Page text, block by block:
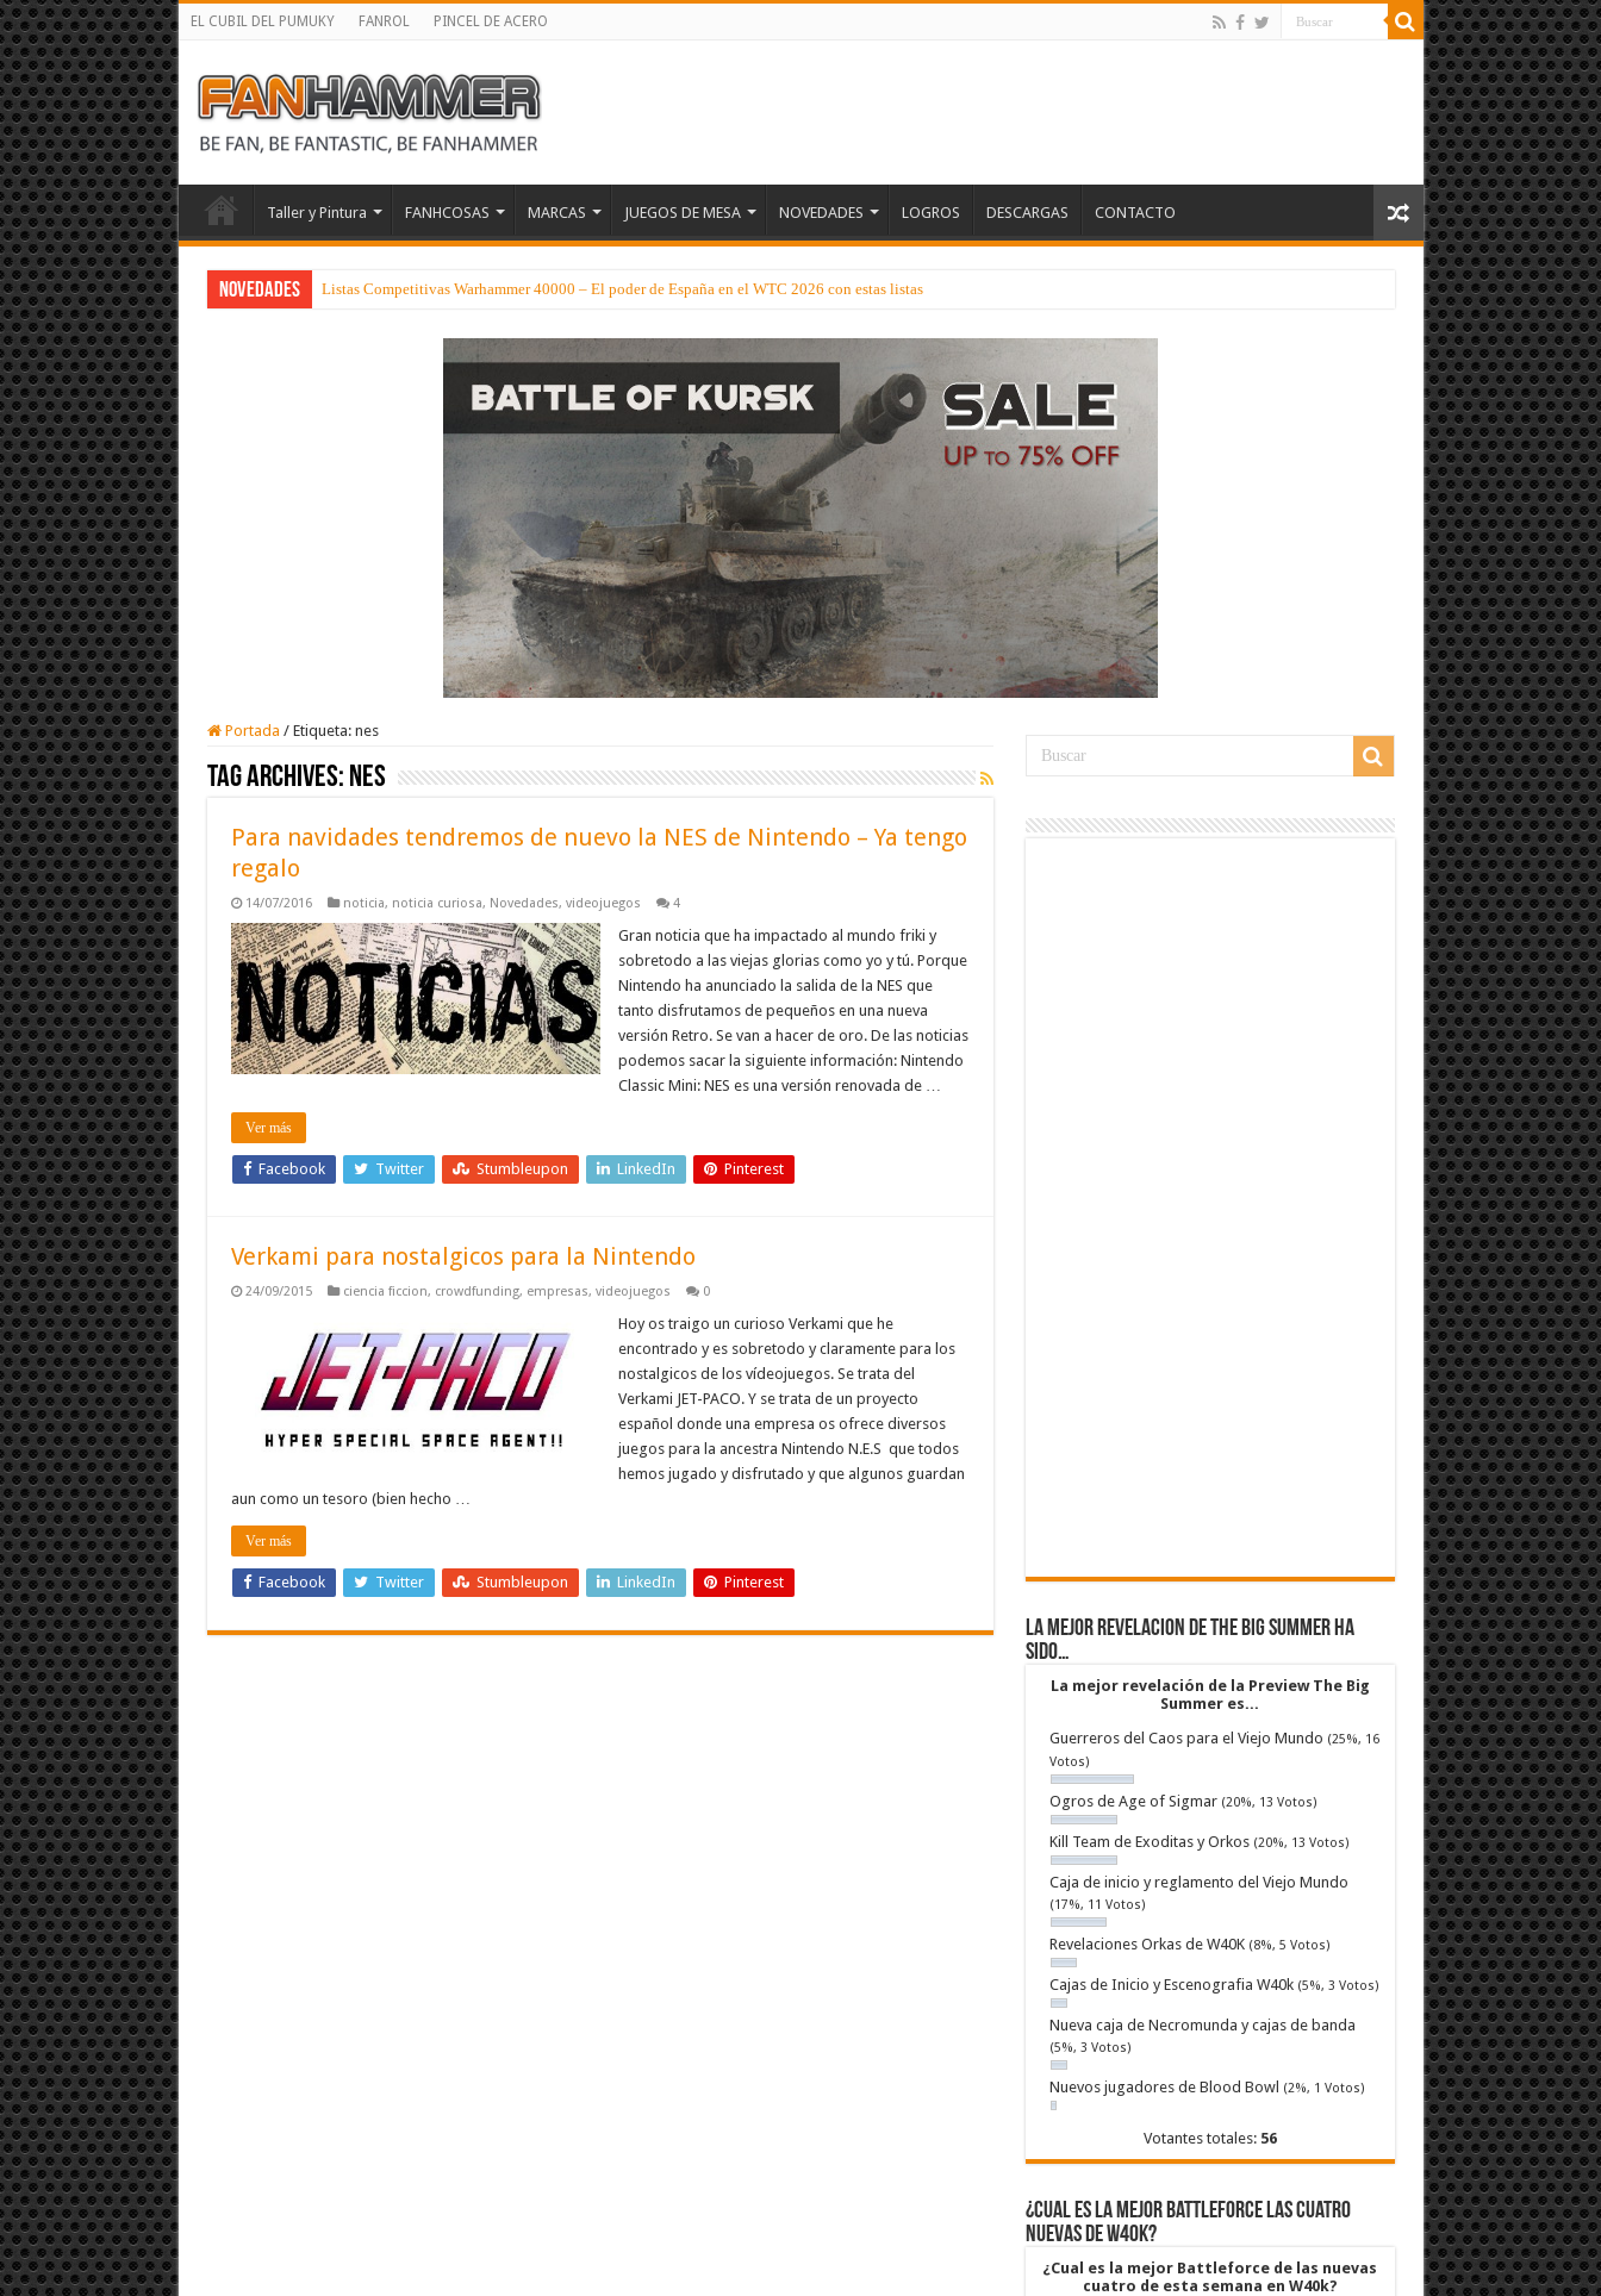
EL CUBIL DEL PUMUKY FANROL PINCEL DE ACERO
Taller y Pintura FANHCOSAS MARCAS JUEGOS DE MESA NOVEDADES LOGROS DESCARGAS CONTACTO
NOVEDADES Listas Competitivas Warhammer 40000 – El poder de España en el WTC 2026 con estas listas
Portada / Etiqueta: nes
Tag Archives: nes
Para navidades tendremos de nuevo la NES de Nintendo – Ya tengo
regalo
14/07/2016 noticia, noticia curiosa, Novedades, videojuegos 4
Gran noticia que ha impactado al mundo friki y
sobretodo a las viejas glorias como yo y tú. Porque
Nintendo ha anunciado la salida de la NES que
tanto disfrutamos de pequeños en una nueva
versión Retro. Se van a hacer de oro. De las noticias
podemos sacar la siguiente información: Nintendo
Classic Mini: NES es una versión renovada de …
Ver más
Facebook Twitter Stumbleupon LinkedIn Pinterest
Verkami para nostalgicos para la Nintendo
24/09/2015 ciencia ficcion, crowdfunding, empresas, videojuegos 0
Hoy os traigo un curioso Verkami que he
encontrado y es sobretodo y claramente para los
nostalgicos de los vídeojuegos. Se trata del
Verkami JET-PACO. Y se trata de un proyecto
español donde una empresa os ofrece diversos
juegos para la ancestra Nintendo N.E.S que todos
hemos jugado y disfrutado y que algunos guardan
aun como un tesoro (bien hecho …
Ver más
Facebook Twitter Stumbleupon LinkedIn Pinterest
La mejor revelacion de The Big Summer ha
sido…
La mejor revelación de la Preview The Big
Summer es...
Guerreros del Caos para el Viejo Mundo (25%, 16
Votos)
Ogros de Age of Sigmar (20%, 13 Votos)
Kill Team de Exoditas y Orkos (20%, 13 Votos)
Caja de inicio y reglamento del Viejo Mundo
(17%, 11 Votos)
Revelaciones Orkas de W40K (8%, 5 Votos)
Cajas de Inicio y Escenografia W40k (5%, 3 Votos)
Nueva caja de Necromunda y cajas de banda
(5%, 3 Votos)
Nuevos jugadores de Blood Bowl (2%, 1 Votos)
Votantes totales: 56
¿Cual es la mejor Battleforce las cuatro
nuevas de W40k?
¿Cual es la mejor Battleforce de las nuevas
cuatro de esta semana en W40k?